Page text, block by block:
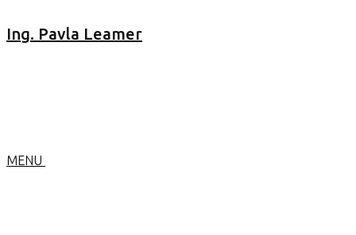
Ing. Pavla Leamer
MENU